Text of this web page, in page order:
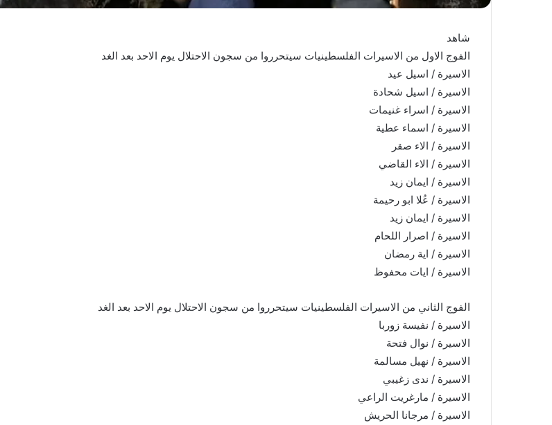
شاهد
الفوج الاول من الاسيرات الفلسطينيات سيتحرروا من سجون الاحتلال يوم الاحد بعد الغد
الاسيرة / اسيل عيد
الاسيرة / اسيل شحادة
الاسيرة / اسراء غنيمات
الاسيرة / اسماء عطية
الاسيرة / الاء صقر
الاسيرة / الاء القاضي
الاسيرة / ايمان زيد
الاسيرة / عُلا ابو رحيمة
الاسيرة / ايمان زيد
الاسيرة / اصرار اللحام
الاسيرة / اية رمضان
الاسيرة / ايات محفوظ
الفوج الثاني من الاسيرات الفلسطينيات سيتحرروا من سجون الاحتلال يوم الاحد بعد الغد
الاسيرة / نفيسة زوربا
الاسيرة / نوال فتحة
الاسيرة / نهيل مسالمة
الاسيرة / ندى زغيبي
الاسيرة / مارغريت الراعي
الاسيرة / مرجانا الحريش